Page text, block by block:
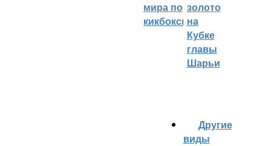
мира по
кикбоксингу
золото
на
Кубке
главы
Шарьи
Другие
виды